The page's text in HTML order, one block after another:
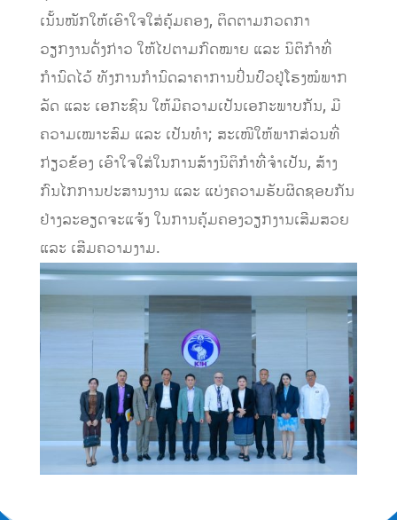
ເນັ້ນໜັກໃຫ້ເອົາໃຈໃສ່ຄຸ້ມຄອງ, ຕິດຕາມກວດກາ
ວຽກງານດັ່ງກ່າວ ໃຫ້ໄປຕາມກົດໝາຍ ແລະ ນິຕິກຳທີ່
ກຳນົດໄວ້ ທັງການກຳນົດລາຄາການປິ່ນປົວຢູ່ໂຮງໝໍພາກ
ລັດ ແລະ ເອກະຊົນ ໃຫ້ມີຄວາມເປັນເອກະພາບກັນ, ມີ
ຄວາມເໝາະສົມ ແລະ ເປັນທຳ; ສະເໜີໃຫ້ພາກສ່ວນທີ່
ກ່ຽວຂ້ອງ ເອົາໃຈໃສ່ໃນການສ້າງນິຕິກຳທີ່ຈຳເປັນ, ສ້າງ
ກົນໄກການປະສານງານ ແລະ ແບ່ງຄວາມຮັບຜິດຊອບກັນ
ຢ່າງລະອຽດຈະແຈ້ງ ໃນການຄຸ້ມຄອງວຽກງານເສີມສວຍ
ແລະ ເສີມຄວາມງາມ.